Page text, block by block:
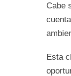
Cabe
Esta